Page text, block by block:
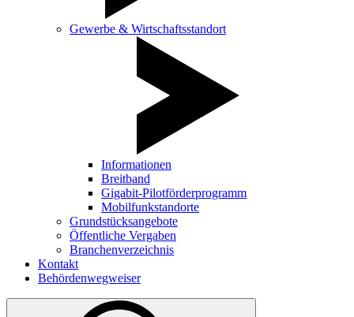
Gewerbe & Wirtschaftsstandort
Informationen
Breitband
Gigabit-Pilotförderprogramm
Mobilfunkstandorte
Grundstücksangebote
Öffentliche Vergaben
Branchenverzeichnis
Kontakt
Behördenwegweiser